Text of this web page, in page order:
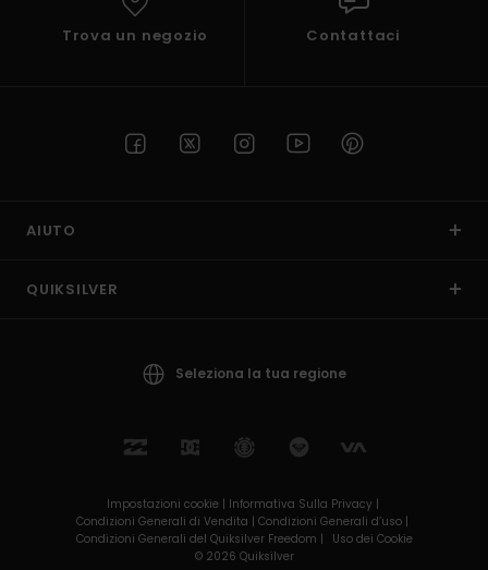
Trova un negozio Contattaci
AIUTO
QUIKSILVER
Seleziona la tua regione
Impostazioni cookie | Informativa Sulla Privacy |
Condizioni Generali di Vendita | Condizioni Generali d’uso |
Condizioni Generali del Quiksilver Freedom |
Uso dei Cookie
© 2026 Quiksilver